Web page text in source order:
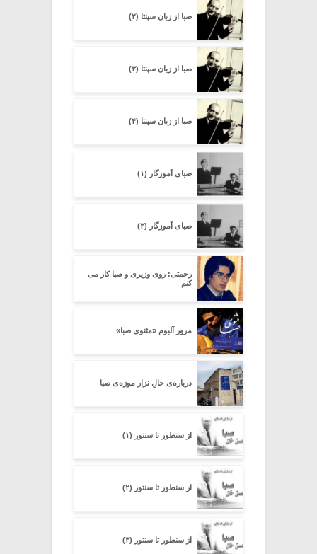
صبا از زبان سپنتا (۲)
صبا از زبان سپنتا (۳)
صبا از زبان سپنتا (۴)
صبای آموزگار (۱)
صبای آموزگار (۲)
رحمتی: روی وزیری و صبا کار می
کنم
مرور آلبوم «مثنوی صبا»
درباره‌ی حالِ نزارِ موزه‌ی صبا
از سنطور تا سنتور (۱)
از سنطور تا سنتور (۲)
از سنطور تا سنتور (۳)